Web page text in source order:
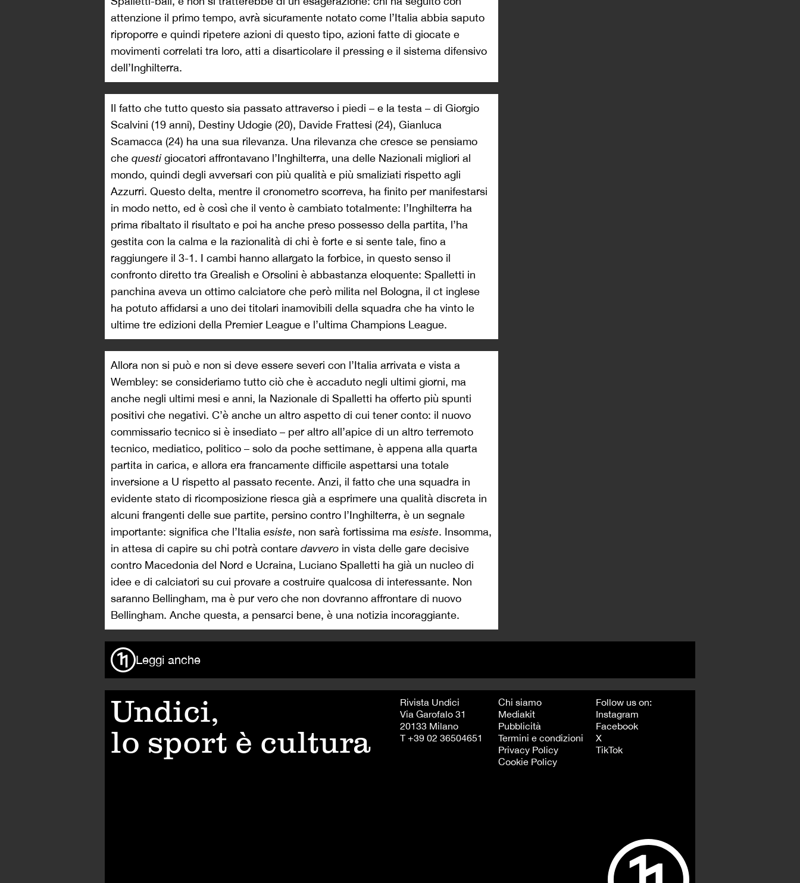
attenzione il primo tempo, avrà sicuramente notato come l’Italia abbia saputo
riproporre e quindi ripetere azioni di questo tipo, azioni fatte di giocate e
movimenti correlati tra loro, atti a disarticolare il pressing e il sistema difensivo
dell’Inghilterra.
Il fatto che tutto questo sia passato attraverso i piedi – e la testa – di Giorgio
Scalvini (19 anni), Destiny Udogie (20), Davide Frattesi (24), Gianluca
Scamacca (24) ha una sua rilevanza. Una rilevanza che cresce se pensiamo
che questi giocatori affrontavano l’Inghilterra, una delle Nazionali migliori al
mondo, quindi degli avversari con più qualità e più smaliziati rispetto agli
Azzurri. Questo delta, mentre il cronometro scorreva, ha finito per manifestarsi
in modo netto, ed è così che il vento è cambiato totalmente: l’Inghilterra ha
prima ribaltato il risultato e poi ha anche preso possesso della partita, l’ha
gestita con la calma e la razionalità di chi è forte e si sente tale, fino a
raggiungere il 3-1. I cambi hanno allargato la forbice, in questo senso il
confronto diretto tra Grealish e Orsolini è abbastanza eloquente: Spalletti in
panchina aveva un ottimo calciatore che però milita nel Bologna, il ct inglese
ha potuto affidarsi a uno dei titolari inamovibili della squadra che ha vinto le
ultime tre edizioni della Premier League e l’ultima Champions League.
Allora non si può e non si deve essere severi con l’Italia arrivata e vista a
Wembley: se consideriamo tutto ciò che è accaduto negli ultimi giorni, ma
anche negli ultimi mesi e anni, la Nazionale di Spalletti ha offerto più spunti
positivi che negativi. C’è anche un altro aspetto di cui tener conto: il nuovo
commissario tecnico si è insediato – per altro all’apice di un altro terremoto
tecnico, mediatico, politico – solo da poche settimane, è appena alla quarta
partita in carica, e allora era francamente difficile aspettarsi una totale
inversione a U rispetto al passato recente. Anzi, il fatto che una squadra in
evidente stato di ricomposizione riesca già a esprimere una qualità discreta in
alcuni frangenti delle sue partite, persino contro l’Inghilterra, è un segnale
importante: significa che l’Italia esiste, non sarà fortissima ma esiste. Insomma,
in attesa di capire su chi potrà contare davvero in vista delle gare decisive
contro Macedonia del Nord e Ucraina, Luciano Spalletti ha già un nucleo di
idee e di calciatori su cui provare a costruire qualcosa di interessante. Non
saranno Bellingham, ma è pur vero che non dovranno affrontare di nuovo
Bellingham. Anche questa, a pensarci bene, è una notizia incoraggiante.
Leggi anche
Undici,
lo sport è cultura
Rivista Undici
Via Garofalo 31
20133 Milano
T +39 02 36504651
Chi siamo
Mediakit
Pubblicità
Termini e condizioni
Privacy Policy
Cookie Policy
Follow us on:
Instagram
Facebook
X
TikTok